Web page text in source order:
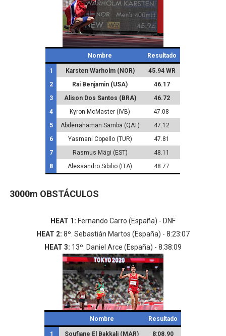
Nombre Resultado
1 Karsten Warholm (NOR)
45.94 WR
2
Rai Benjamin (USA)
46.17
3
Alison Dos Santos (BRA)
46.72
4
Kyron McMaster (IVB)
47.08
5
Abderrahaman Samba (QAT)
47.12
6
Yasmani Copello (TUR)
47.81
7
Rasmus Mägi (EST)
48.11
8
Alessandro Sibilio (ITA) 48.77
3000m OBSTÁCULOS
HEAT 1: Fernando Carro (España) - DNF
HEAT 2: 8º. Sebastián Martos (España) - 8:23:07
HEAT 3: 13º. Daniel Arce (España) - 8:38:09
Nombre Resultado
1 Soufiane El Bakkali (MAR) 8:08.90